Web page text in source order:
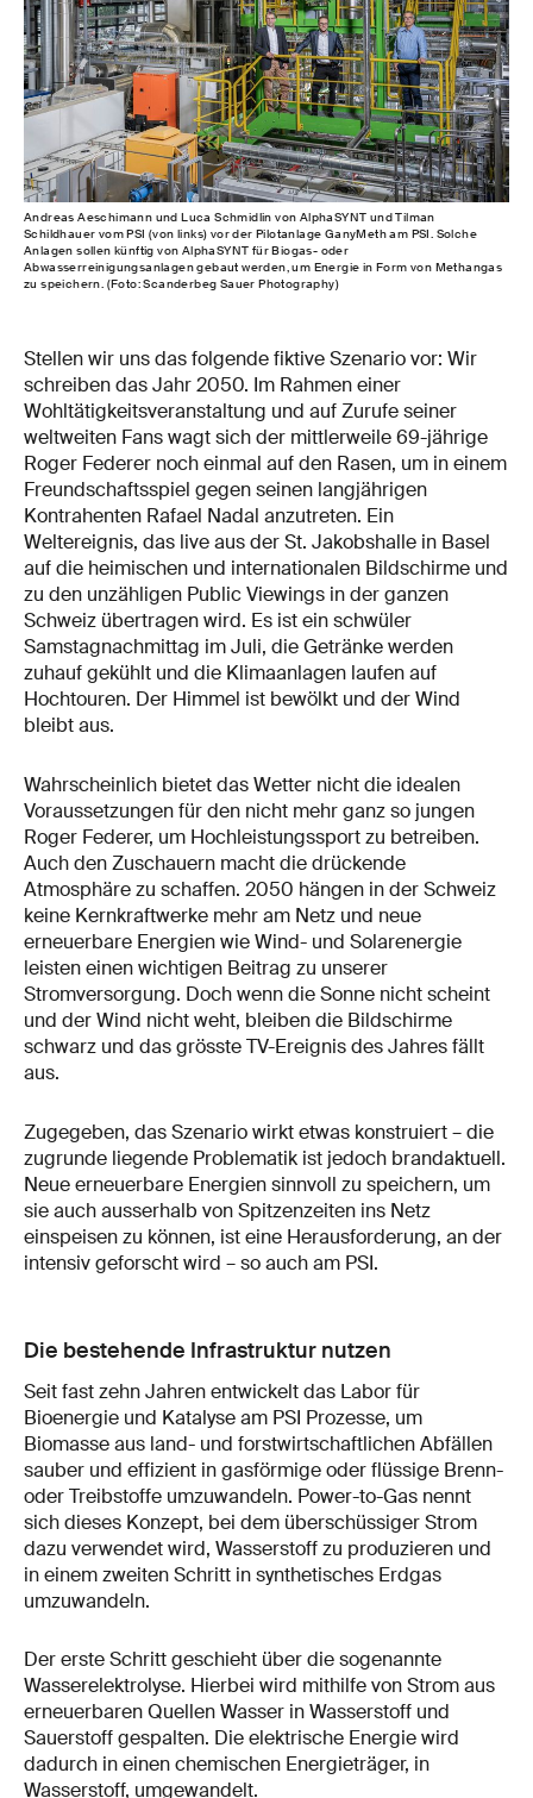
Andreas Aeschimann und Luca Schmidlin von AlphaSYNT und Tilman
Schildhauer vom PSI (von links) vor der Pilotanlage GanyMeth am PSI. Solche
Anlagen sollen künftig von AlphaSYNT für Biogas- oder
Abwasserreinigungsanlagen gebaut werden, um Energie in Form von Methangas
zu speichern. (Foto: Scanderbeg Sauer Photography)
Stellen wir uns das folgende fiktive Szenario vor: Wir
schreiben das Jahr 2050. Im Rahmen einer
Wohltätigkeitsveranstaltung und auf Zurufe seiner
weltweiten Fans wagt sich der mittlerweile 69-jährige
Roger Federer noch einmal auf den Rasen, um in einem
Freundschaftsspiel gegen seinen langjährigen
Kontrahenten Rafael Nadal anzutreten. Ein
Weltereignis, das live aus der St. Jakobshalle in Basel
auf die heimischen und internationalen Bildschirme und
zu den unzähligen Public Viewings in der ganzen
Schweiz übertragen wird. Es ist ein schwüler
Samstagnachmittag im Juli, die Getränke werden
zuhauf gekühlt und die Klimaanlagen laufen auf
Hochtouren. Der Himmel ist bewölkt und der Wind
bleibt aus.
Wahrscheinlich bietet das Wetter nicht die idealen
Voraussetzungen für den nicht mehr ganz so jungen
Roger Federer, um Hochleistungssport zu betreiben.
Auch den Zuschauern macht die drückende
Atmosphäre zu schaffen. 2050 hängen in der Schweiz
keine Kernkraftwerke mehr am Netz und neue
erneuerbare Energien wie Wind- und Solarenergie
leisten einen wichtigen Beitrag zu unserer
Stromversorgung. Doch wenn die Sonne nicht scheint
und der Wind nicht weht, bleiben die Bildschirme
schwarz und das grösste TV-Ereignis des Jahres fällt
aus.
Zugegeben, das Szenario wirkt etwas konstruiert – die
zugrunde liegende Problematik ist jedoch brandaktuell.
Neue erneuerbare Energien sinnvoll zu speichern, um
sie auch ausserhalb von Spitzenzeiten ins Netz
einspeisen zu können, ist eine Herausforderung, an der
intensiv geforscht wird – so auch am PSI.
Die bestehende Infrastruktur nutzen
Seit fast zehn Jahren entwickelt das Labor für
Bioenergie und Katalyse am PSI Prozesse, um
Biomasse aus land- und forstwirtschaftlichen Abfällen
sauber und effizient in gasförmige oder flüssige Brenn-
oder Treibstoffe umzuwandeln. Power-to-Gas nennt
sich dieses Konzept, bei dem überschüssiger Strom
dazu verwendet wird, Wasserstoff zu produzieren und
in einem zweiten Schritt in synthetisches Erdgas
umzuwandeln.
Der erste Schritt geschieht über die sogenannte
Wasserelektrolyse. Hierbei wird mithilfe von Strom aus
erneuerbaren Quellen Wasser in Wasserstoff und
Sauerstoff gespalten. Die elektrische Energie wird
dadurch in einen chemischen Energieträger, in
Wasserstoff, umgewandelt.